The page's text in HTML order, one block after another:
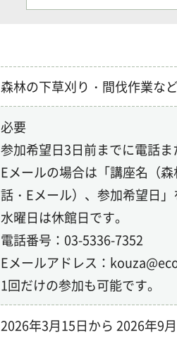
森林の下草刈り・間伐作業な
必要
参加希望日3日前までに電話
Eメールの場合は「講座名（
話・Eメール）、参加希望日」
水曜日は休館日です。
電話番号：03-5336-7352
Eメールアドレス：
1回だけの参加も可能です。
2026年3月15日から 2026年9